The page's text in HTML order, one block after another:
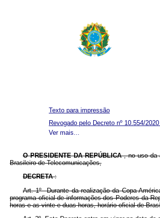
Ver mais...
Texto para impressão
Revogado pelo Decreto nº 10.554/2020
O PRESIDENTE DA REPÚBLICA, no uso da
Brasileiro de Telecomunicações,
DECRETA:
Art. 1º Durante da realização da Copa
programa oficial de informações dos Poderes da
horas e as vinte e duas horas, horário oficial de